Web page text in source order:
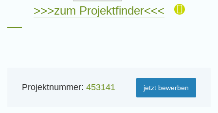
>>>zum Projektfinder<<<
Projektnummer: 453141 jetzt bewerben